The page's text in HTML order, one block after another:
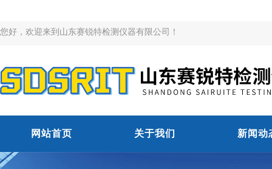
您好，欢迎来到山东赛锐特检测仪器有限公司！
网站首页 关于我们 新闻动